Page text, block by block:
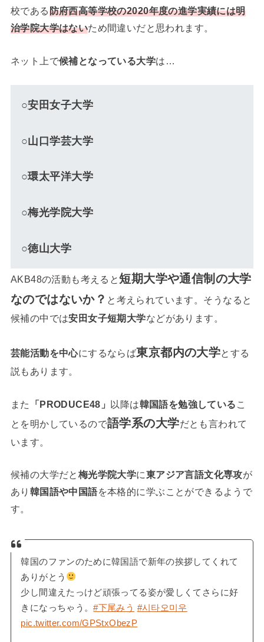
校である防府西高等学校の2020年度の進学実績には明
治学院大学はないため間違いだと思われます。
ネット上で候補となっている大学は…
○安田女子大学
○山口学芸大学
○環太平洋大学
○梅光学院大学
○徳山大学
AKB48の活動も考えると短期大学や通信制の大学
なのではないか？ と考えられています。そうなると
候補の中では安田女子短期大学などがあります。
芸能活動を中心にするならば東京都内の大学とする
説もあります。
また 「PRODUCE48」 以降は韓国語を勉強している こ
とを明かしているので語学系の大学だとも言われて
います。
候補の大学だと 梅光学院大学に東アジア言語文化専攻が
あり 韓国語や中国語を本格的に学ぶことができるようで
す。
韓国のファンのために韓国語で新年の挨拶してくれて
ありがとう
少し間違えたっけど頑張ってる姿が愛しくてさらに好
きになっちゃう。#下尾みう #시타오미우
pic.twitter.com/GPStxObezP